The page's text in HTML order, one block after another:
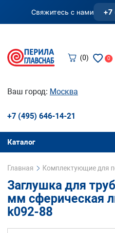
Свяжитесь с нами
(0) 0
Ваш город: Москва
+7 (495) 646-14-21
Каталог
Главная Комплектующие для
Заглушка для
мм сферическая
k092-88